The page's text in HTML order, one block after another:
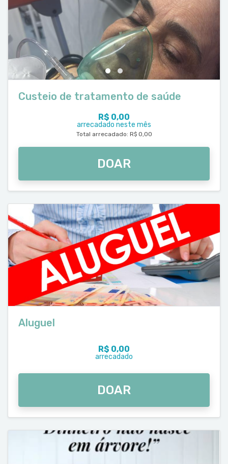
Custeio de tratamento de saúde
R$ 0,00
arrecadado neste mês
Total arrecadado: R$ 0,00
DOAR
Aluguel
R$ 0,00
arrecadado
DOAR